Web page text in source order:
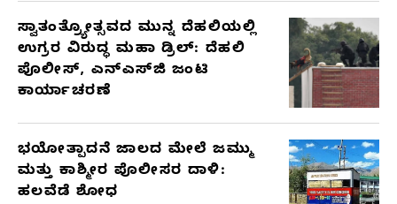
ಸ್ವಾತಂತ್ರ್ಯೋತ್ಸವದ ಮುನ್ನ ದೆಹಲಿಯಲ್ಲಿ
ಉಗ್ರರ ವಿರುದ್ಧ ಮಹಾ ಡ್ರಿಲ್: ದೆಹಲಿ
ಪೊಲೀಸ್, ಎನ್‌ಎಸ್‌ಜಿ ಜಂಟಿ
ಕಾರ್ಯಾಚರಣೆ
ಭಯೋತ್ಪಾದನೆ ಜಾಲದ ಮೇಲೆ ಜಮ್ಮು
ಮತ್ತು ಕಾಶ್ಮೀರ ಪೊಲೀಸರ ದಾಳಿ:
ಹಲವೆಡೆ ಶೋಧ